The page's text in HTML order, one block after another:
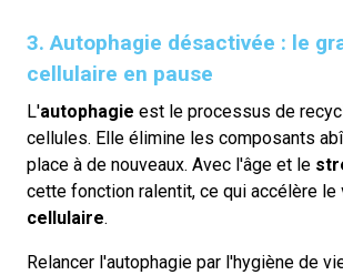
3. Autophagie désactivée : le
cellulaire en pause
L'autophagie est le processus de
cellules. Elle élimine les composants
place à de nouveaux. Avec l'âge et le
cette fonction ralentit, ce qui accélère le
cellulaire.
Relancer l'autophagie par l'hygiène de